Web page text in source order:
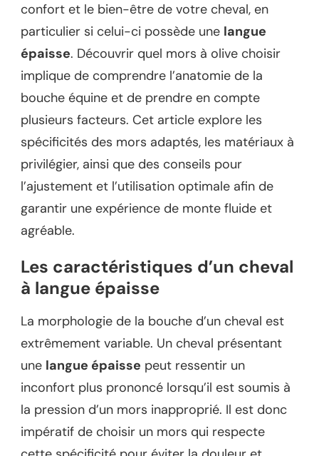
confort et le bien-être de votre cheval, en
particulier si celui-ci possède une langue
épaisse. Découvrir quel mors à olive choisir
implique de comprendre l’anatomie de la
bouche équine et de prendre en compte
plusieurs facteurs. Cet article explore les
spécificités des mors adaptés, les matériaux à
privilégier, ainsi que des conseils pour
l’ajustement et l’utilisation optimale afin de
garantir une expérience de monte fluide et
agréable.
Les caractéristiques d’un cheval
à langue épaisse
La morphologie de la bouche d’un cheval est
extrêmement variable. Un cheval présentant
une langue épaisse peut ressentir un
inconfort plus prononcé lorsqu’il est soumis à
la pression d’un mors inapproprié. Il est donc
impératif de choisir un mors qui respecte